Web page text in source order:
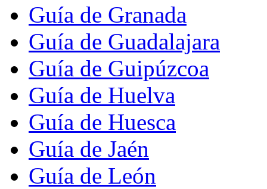
Guía de Granada
Guía de Guadalajara
Guía de Guipúzcoa
Guía de Huelva
Guía de Huesca
Guía de Jaén
Guía de León